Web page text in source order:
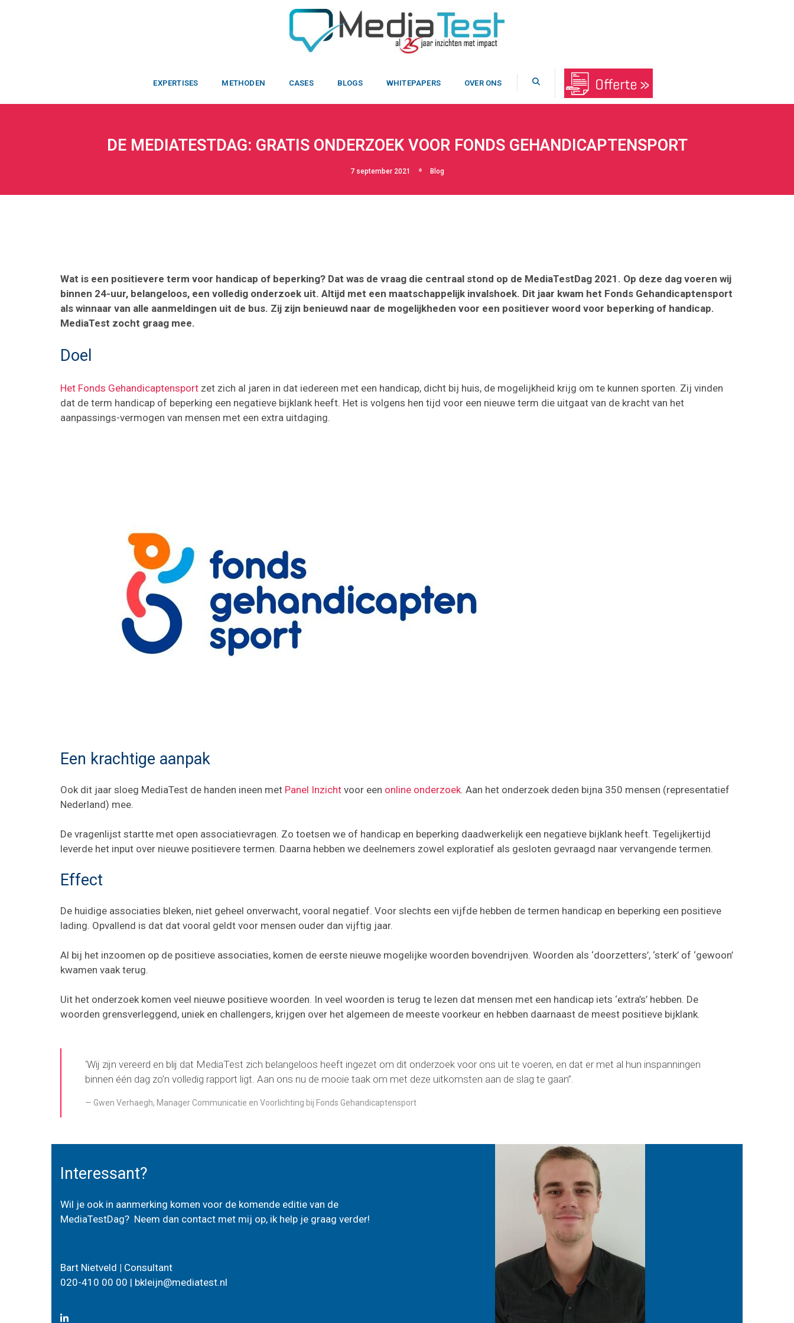
EXPERTISES METHODEN CASES BLOGS WHITEPAPERS OVER ONS
DE MEDIATESTDAG: GRATIS ONDERZOEK VOOR FONDS GEHANDICAPTENSPORT
7 september 2021 Blog
Wat is een positievere term voor handicap of beperking? Dat was de vraag die centraal stond op de MediaTestDag 2021. Op deze dag voeren wij
binnen 24-uur, belangeloos, een volledig onderzoek uit. Altijd met een maatschappelijk invalshoek. Dit jaar kwam het Fonds Gehandicaptensport
als winnaar van alle aanmeldingen uit de bus. Zij zijn benieuwd naar de mogelijkheden voor een positiever woord voor beperking of handicap.
MediaTest zocht graag mee.
Doel
Het Fonds Gehandicaptensport zet zich al jaren in dat iedereen met een handicap, dicht bij huis, de mogelijkheid krijg om te kunnen sporten. Zij vinden
dat de term handicap of beperking een negatieve bijklank heeft. Het is volgens hen tijd voor een nieuwe term die uitgaat van de kracht van het
aanpassings-vermogen van mensen met een extra uitdaging.
Een krachtige aanpak
Ook dit jaar sloeg MediaTest de handen ineen met Panel Inzicht voor een online onderzoek. Aan het onderzoek deden bijna 350 mensen (representatief
Nederland) mee.
De vragenlijst startte met open associatievragen. Zo toetsen we of handicap en beperking daadwerkelijk een negatieve bijklank heeft. Tegelijkertijd
leverde het input over nieuwe positievere termen. Daarna hebben we deelnemers zowel exploratief als gesloten gevraagd naar vervangende termen.
Effect
De huidige associaties bleken, niet geheel onverwacht, vooral negatief. Voor slechts een vijfde hebben de termen handicap en beperking een positieve
lading. Opvallend is dat dat vooral geldt voor mensen ouder dan vijftig jaar.
Al bij het inzoomen op de positieve associaties, komen de eerste nieuwe mogelijke woorden bovendrijven. Woorden als ‘doorzetters’, ‘sterk’ of ‘gewoon’
kwamen vaak terug.
Uit het onderzoek komen veel nieuwe positieve woorden. In veel woorden is terug te lezen dat mensen met een handicap iets ‘extra’s’ hebben. De
woorden grensverleggend, uniek en challengers, krijgen over het algemeen de meeste voorkeur en hebben daarnaast de meest positieve bijklank.
‘Wij zijn vereerd en blij dat MediaTest zich belangeloos heeft ingezet om dit onderzoek voor ons uit te voeren, en dat er met al hun inspanningen
binnen één dag zo’n volledig rapport ligt. Aan ons nu de mooie taak om met deze uitkomsten aan de slag te gaan”.
Gwen Verhaegh, Manager Communicatie en Voorlichting bij Fonds Gehandicaptensport
Interessant?
Wil je ook in aanmerking komen voor de komende editie van de
MediaTestDag? Neem dan contact met mij op, ik help je graag verder!
Bart Nietveld | Consultant
020-410 00 00 | bkleijn@mediatest.nl